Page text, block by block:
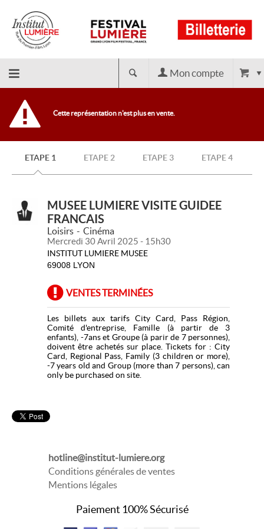
Retour
l'accueil
Mon compte
Cette représentation n'est plus en vente.
ETAPE 1 ETAPE 2 ETAPE 3 ETAPE 4
MUSEE LUMIERE VISITE GUIDEE
FRANCAIS
Loisirs Cinéma
Mercredi 30 Avril 2025 - 15h30
INSTITUT LUMIERE MUSEE
69008 LYON
VENTES TERMINÉES
Les billets aux tarifs City Card, Pass Région,
Comité d'entreprise, Famille (à partir de 3
enfants), -7ans et Groupe (à parir de 7 personnes),
doivent être achetés sur place. Tickets for : City
Card, Regional Pass, Family (3 children or more),
-7 years old and Group (more than 7 persons), can
only be purchased on site.
hotline@institut-lumiere.org
Conditions générales de ventes
Mentions légales
Paiement 100% Sécurisé